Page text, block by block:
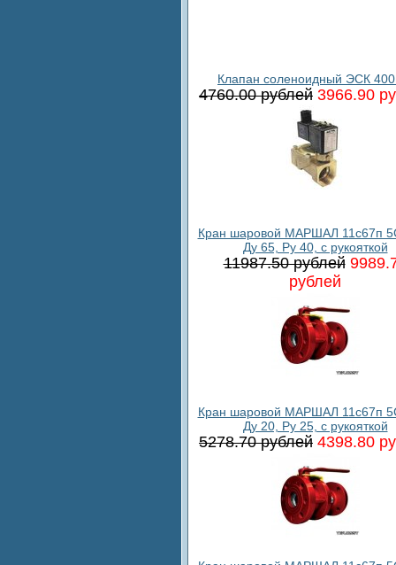
Клапан соленоидный ЭСК
4760.00 рублей 3966.90
Кран шаровой МАРШАЛ 11с67п
Ду 65, Ру 40, с рукояткой
11987.50 рублей
рублей
Кран шаровой МАРШАЛ 11с67п
Ду 20, Ру 25, с рукояткой
5278.70 рублей 4398.80